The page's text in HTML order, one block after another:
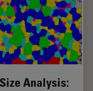
Analysis: